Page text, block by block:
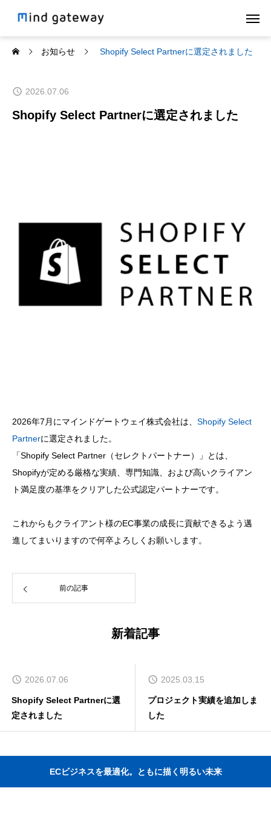
お知らせ Shopify Select Partnerに選定されました
2026.07.06
Shopify Select Partnerに選定されました
2026年7月にマインドゲートウェイ株式会社は、 Shopify Select
Partnerに選定されました。
「Shopify Select Partner（セレクトパートナー）」とは、
Shopifyが定める厳格な実績、専門知識、および高いクライアン
ト満足度の基準をクリアした公式認定パートナーです。
これからもクライアント様のEC事業の成長に貢献できるよう邁
進してまいりますので何卒よろしくお願いします。
前の記事
新着記事
2026.07.06
Shopify Select Partnerに選
定されました
2025.03.15
プロジェクト実績を追加しま
した
ECビジネスを最適化。ともに描く明るい未来